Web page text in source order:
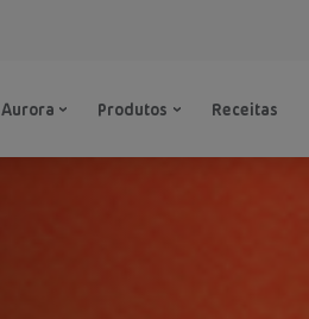
Aurora Produtos Receitas